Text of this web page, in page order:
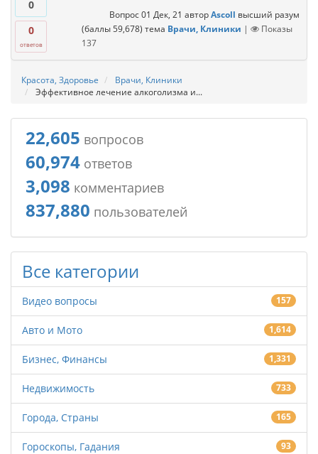
0
0
ответов
Вопрос 01 Дек, 21 авторAscoll высший разум
(баллы59,678) тема Врачи, Клиники |
Показы
137
Красота, Здоровье
Врачи, Клиники
Эффективное лечение алкоголизма и...
22,605 вопросов
60,974 ответов
3,098 комментариев
837,880 пользователей
Все категории
Видео вопросы 157
Авто и Мото 1,614
Бизнес, Финансы 1,331
Недвижимость 733
Города, Страны 165
Гороскопы, Гадания 93